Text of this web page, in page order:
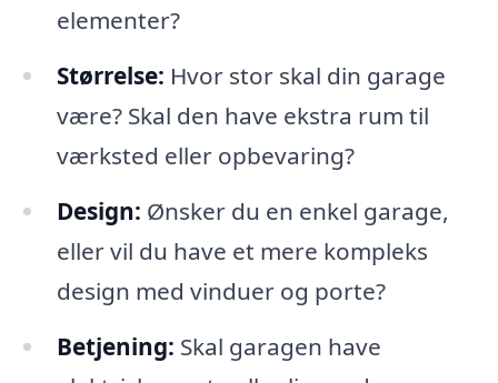
elementer?
Størrelse: Hvor stor skal din garage
være? Skal den have ekstra rum til
værksted eller opbevaring?
Design: Ønsker du en enkel garage,
eller vil du have et mere kompleks
design med vinduer og porte?
Betjening: Skal garagen have